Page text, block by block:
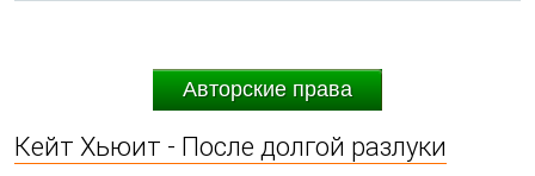
Авторские права
Кейт Хьюит - После долгой разлуки